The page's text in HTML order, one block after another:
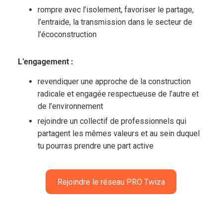
rompre avec l’isolement, favoriser le partage,
l’entraide, la transmission dans le secteur de
l’écoconstruction
L’engagement :
revendiquer une approche de la construction
radicale et engagée respectueuse de l’autre et
de l’environnement
rejoindre un collectif de professionnels qui
partagent les mêmes valeurs et au sein duquel
tu pourras prendre une part active
Rejoindre le réseau PRO Twiza